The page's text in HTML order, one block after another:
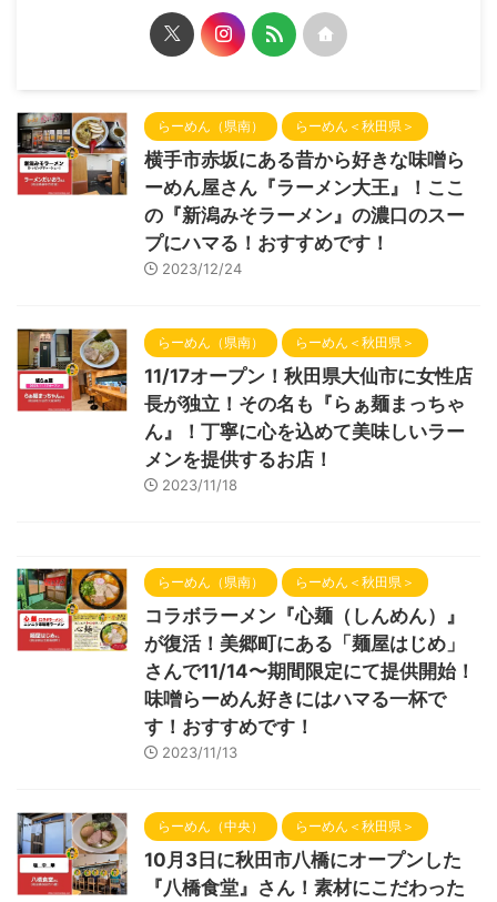
らーめん（県南） らーめん＜秋田県＞
横手市赤坂にある昔から好きな味噌ら
ーめん屋さん『ラーメン大王』！ここ
の『新潟みそラーメン』の濃口のスー
プにハマる！おすすめです！
2023/12/24
らーめん（県南） らーめん＜秋田県＞
11/17オープン！秋田県大仙市に女性店
長が独立！その名も『らぁ麺まっちゃ
ん』！丁寧に心を込めて美味しいラー
メンを提供するお店！
2023/11/18
らーめん（県南） らーめん＜秋田県＞
コラボラーメン『心麺（しんめん）』
が復活！美郷町にある「麺屋はじめ」
さんで11/14〜期間限定にて提供開始！
味噌らーめん好きにはハマる一杯で
す！おすすめです！
2023/11/13
らーめん（中央） らーめん＜秋田県＞
10月3日に秋田市八橋にオープンした
『八橋食堂』さん！素材にこだわった